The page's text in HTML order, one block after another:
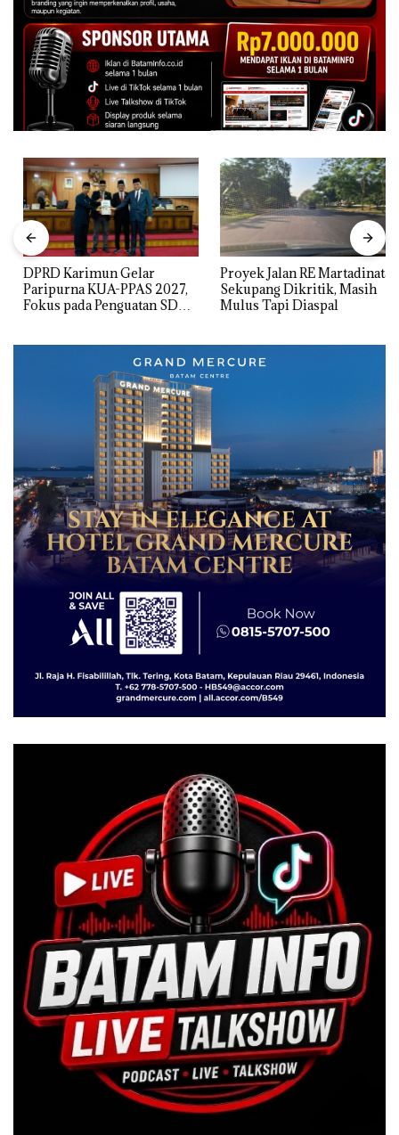
DPRD Karimun Gelar
Paripurna KUA-PPAS 2027,
Fokus pada Penguatan SDM,
Proyek Jalan RE Martadinata
Sekupang Dikritik, Masih
Mulus Tapi Diaspal